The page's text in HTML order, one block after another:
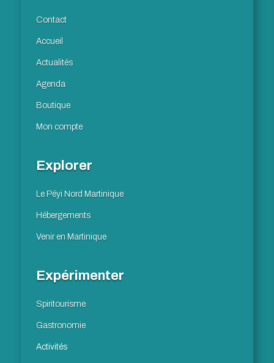
Contact
Accueil
Actualités
Agenda
Boutique
Mon compte
Explorer
Le Péyi Nord Martinique
Hébergements
Venir en Martinique
Expérimenter
Spiritourisme
Gastronomie
Activités